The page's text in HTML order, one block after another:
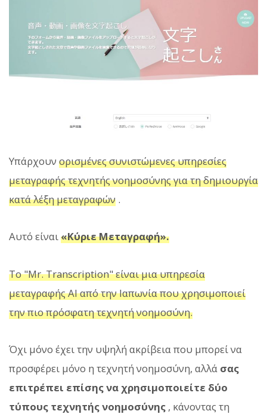
Υπάρχουν ορισμένες συνιστώμενες υπηρεσίες
μεταγραφής τεχνητής νοημοσύνης για τη δημιουργία
κατά λέξη μεταγραφών .
Αυτό είναι«Κύριε Μεταγραφή».
Το "Mr. Transcription" είναι μια υπηρεσία
μεταγραφής AI από την Ιαπωνία που χρησιμοποιεί
την πιο πρόσφατη τεχνητή νοημοσύνη.
Όχι μόνο έχει την υψηλή ακρίβεια που μπορεί να
προσφέρει μόνο η τεχνητή νοημοσύνη, αλλά σας
επιτρέπει επίσης να χρησιμοποιείτε δύο
τύπους τεχνητής νοημοσύνης , κάνοντας τη